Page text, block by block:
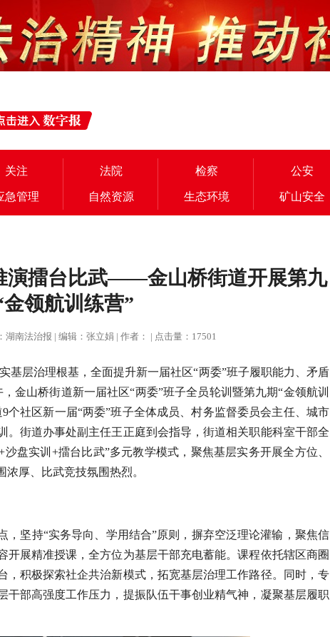
关注 法院 检察 公安
急管理 自然资源 生态环境 矿山安全
演擂台比武——金山桥街道开展第九
金领航训练营”
南法治报 | 编辑：张立娟 | 作者： | 点击量：17501
基层治理根基，全面提升新一届社区“两委”班子履职能力、矛盾
金山桥街道新一届社区“两委”班子全员轮训暨第九期“金领航训
个社区新一届“两委”班子全体成员、村务监督委员会主任、城市
。街道办事处副主任王正庭到会指导，街道相关职能科室干部全
盘实训+擂台比武”多元教学模式，聚焦基层实务开展全方位、
厚、比武竞技氛围热烈。
，坚持“实务导向、学用结合”原则，摒弃空泛理论灌输，聚焦信
开展精准授课，全方位为基层干部充电蓄能。课程依托辖区商圈
，积极探索社企共治新模式，拓宽基层治理工作路径。同时，专
干部高强度工作压力，提振队伍干事创业精气神，凝聚基层履职